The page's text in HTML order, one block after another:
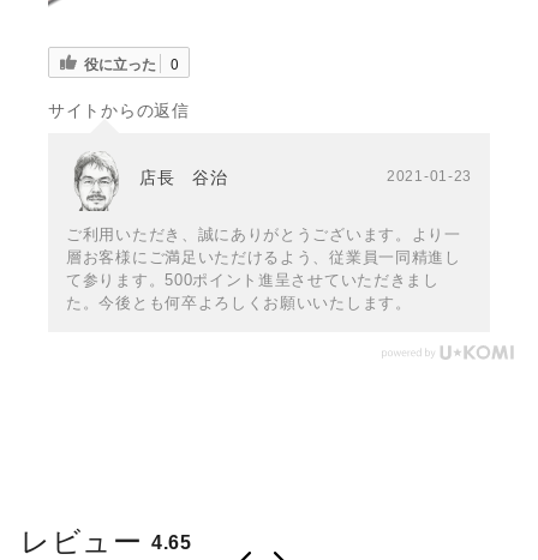
役に立った 0
サイトからの返信
店長 谷治 2021-01-23
ご利用いただき、誠にありがとうございます。より一
層お客様にご満足いただけるよう、従業員一同精進し
て参ります。500ポイント進呈させていただきまし
た。今後とも何卒よろしくお願いいたします。
レビュー 4.65